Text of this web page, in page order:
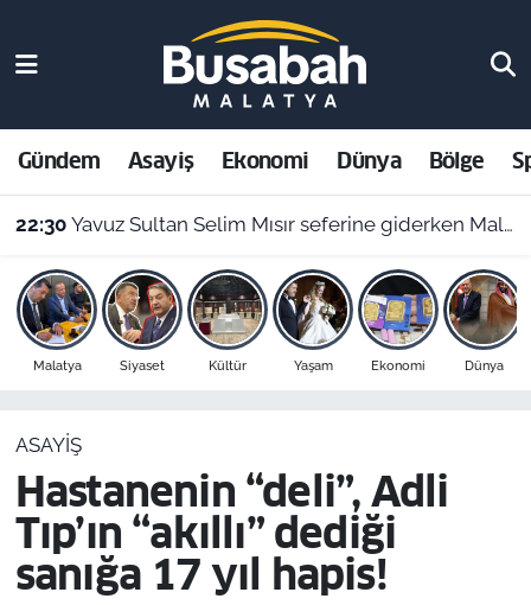
Gündem Asayiş Ekonomi Dünya Bölge
22:30 Yavuz Sultan Selim Mısır seferine giderken Malatya’da inşa edildi: Peki, buranın ismi neden “Nadir?”
Malatya Siyaset Kültür Yaşam Ekonomi Dünya
ASAYIŞ
Hastanenin “deli”, Adli
Tıp’ın “akıllı” dediği
sanığa 17 yıl hapis!
Asayiş
Ekonomi
Dünya
Bölge
Resmi İlanlar
Malatya Nöbetçi Eczaneler
Malatya Hava Durumu
Malatya Namaz Vakitleri
Malatya Trafik Yoğunluk Haritası
Süper Lig Puan Durumu ve Fikstür
Son Dakika Haberleri
Haber Arşivi